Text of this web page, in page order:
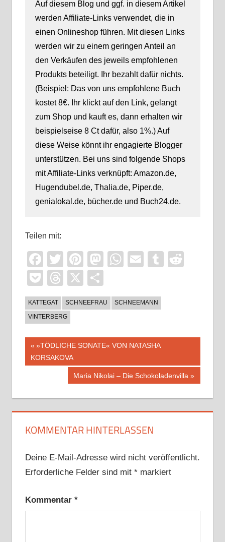
Auf diesem Blog und ggf. in diesem Artikel
werden Affiliate-Links verwendet, die in
einen Onlineshop führen. Mit diesen Links
werden wir zu einem geringen Anteil an
den Verkäufen des jeweils empfohlenen
Produkts beteiligt. Ihr bezahlt dafür nichts.
(Beispiel: Das von uns empfohlene Buch
kostet 8€. Ihr klickt auf den Link, gelangt
zum Shop und kauft es, dann erhalten wir
beispielseise 8 Ct dafür, also 1%.) Auf
diese Weise könnt ihr engagierte Blogger
unterstützen. Bei uns sind folgende Shops
mit Affiliate-Links verknüpft: Amazon.de,
Hugendubel.de, Thalia.de, Piper.de,
genialokal.de, bücher.de und Buch24.de.
Teilen mit:
Facebook
TwitterPinterest
Mastodon
WhatsApp
EmailTumblr
PocketThreads
X
KATTEGAT SCHNEEFRAU
SCHNEEMANN
VINTERBERG
Beitragsnavigation
Vorheriger
Beitrag:
»TÖDLICHE SONATE« VON NATASHA
KORSAKOVA
Nächster
Maria Nikolai – Die Schokoladenvilla
KOMMENTAR HINTERLASSEN
Deine E-Mail-Adresse wird nicht veröffentlicht.
Erforderliche Felder sind mit *markiert
Kommentar *